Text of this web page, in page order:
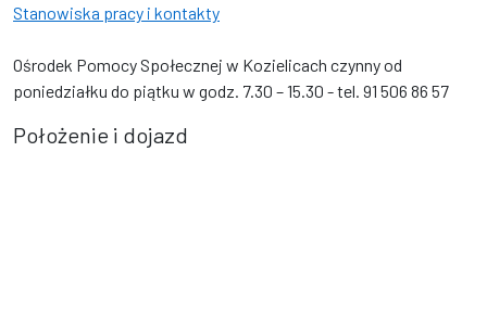
Stanowiska pracy i kontakty
Ośrodek Pomocy Społecznej w Kozielicach czynny od
poniedziałku do piątku w godz. 7.30 – 15.30 - tel. 91 506 86 57
Położenie i dojazd